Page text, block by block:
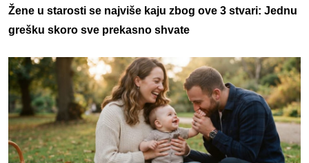
Žene u starosti se najviše kaju zbog ove 3 stvari: Jednu
grešku skoro sve prekasno shvate